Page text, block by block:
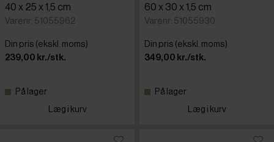
40 x 25 x 1,5 cm
Varenr: 51055962
Din pris (ekskl. moms)
239,00 kr./stk.
På lager
Læg i kurv
60 x 30 x 1,5 cm
Varenr: 51055930
Din pris (ekskl. moms)
349,00 kr./stk.
På lager
Læg i kurv